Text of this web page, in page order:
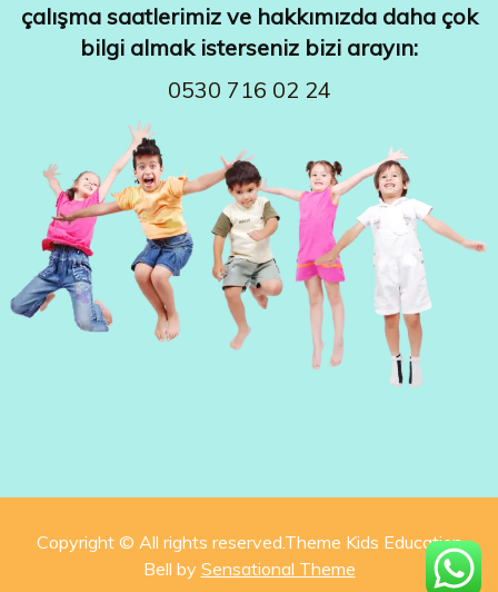
çalışma saatlerimiz ve hakkımızda daha çok
bilgi almak isterseniz bizi arayın:
0530 716 02 24
Copyright © All rights reserved.Theme Kids Education
Bell by Sensational Theme